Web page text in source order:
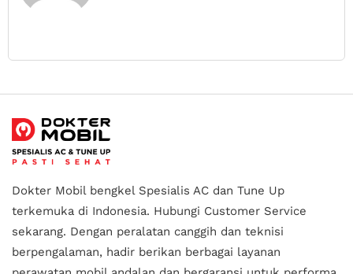
Dokter Mobil bengkel Spesialis AC dan Tune Up
terkemuka di Indonesia. Hubungi Customer Service
sekarang. Dengan peralatan canggih dan teknisi
berpengalaman, hadir berikan berbagai layanan